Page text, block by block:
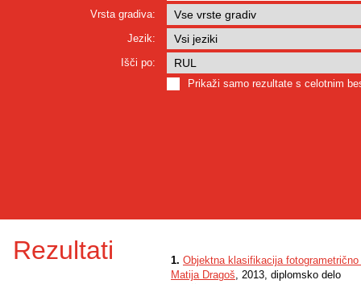
Vrsta gradiva:
Jezik:
Išči po:
Prikaži samo rezultate s celotnim
Rezultati 1. Objektna klasifikacija
Matija Dragoš, 2013, diplomsko delo